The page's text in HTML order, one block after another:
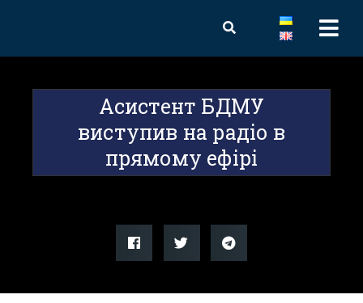
Асистент БДМУ
виступив на радіо в
прямому ефірі